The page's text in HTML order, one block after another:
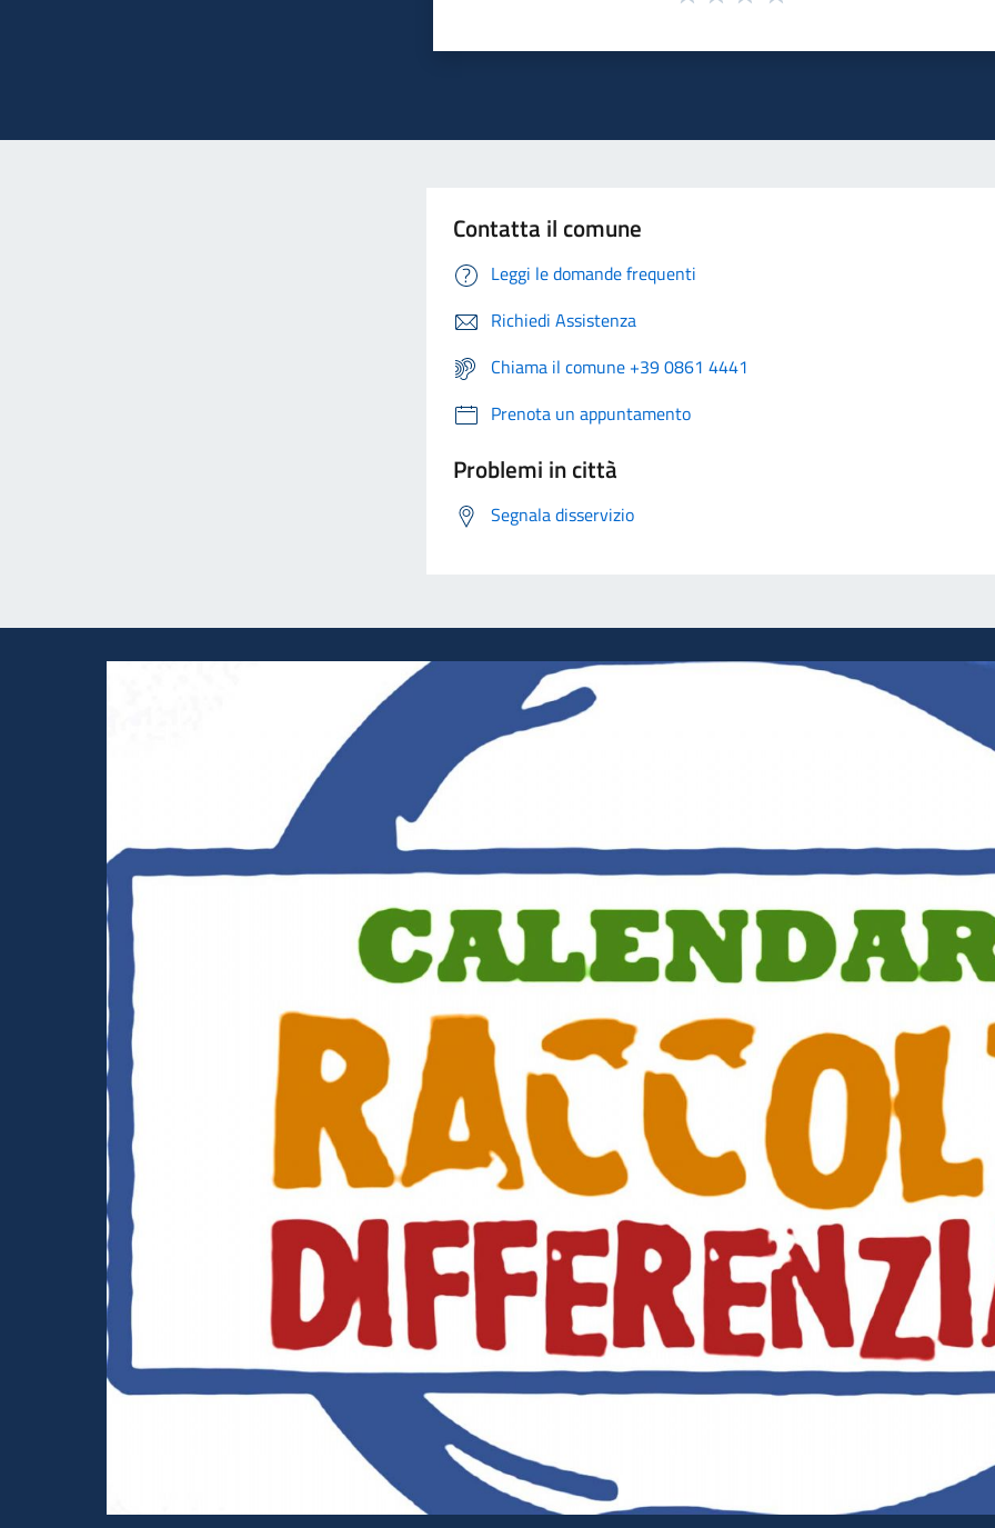
Contatta il comune
Leggi le domande frequenti
Richiedi Assistenza
Chiama il comune +39 0861 4441
Prenota un appuntamento
Problemi in città
Segnala disservizio